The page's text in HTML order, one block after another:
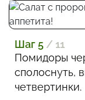
Шаг 5 / 11
Помидоры
сполоснуть,
четвертинки.